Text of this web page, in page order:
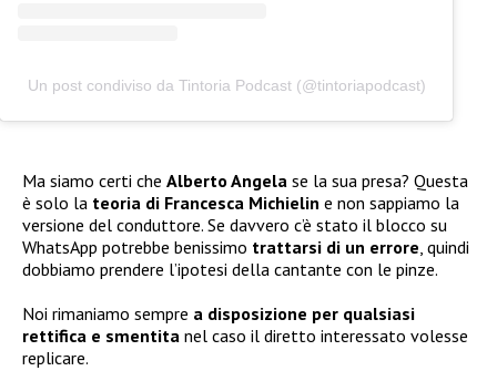
Un post condiviso da Tintoria Podcast (@tintoriapodcast)
Ma siamo certi che Alberto Angela se la sua presa? Questa
è solo la teoria di Francesca Michielin e non sappiamo la
versione del conduttore. Se davvero c’è stato il blocco su
WhatsApp potrebbe benissimo trattarsi di un errore , quindi
dobbiamo prendere l’ipotesi della cantante con le pinze.
Noi rimaniamo sempre a disposizione per qualsiasi
rettifica e smentita nel caso il diretto interessato volesse
replicare.